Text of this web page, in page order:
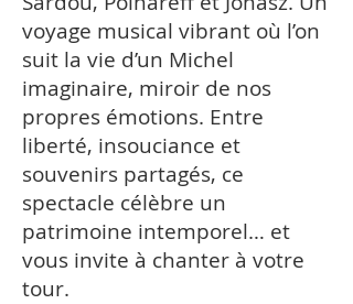
voyage musical vibrant où l’on
suit la vie d’un Michel
imaginaire, miroir de nos
propres émotions. Entre
liberté, insouciance et
souvenirs partagés, ce
spectacle célèbre un
patrimoine intemporel… et
vous invite à chanter à votre
tour.